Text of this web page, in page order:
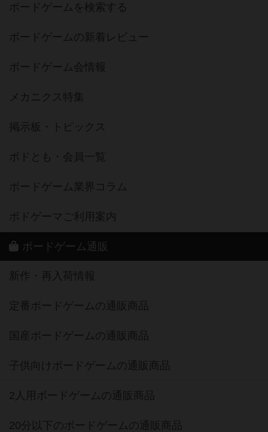
ボードゲームを検索する
ボードゲームの新着レビュー
ボードゲーム会情報
メカニクス特集
掲示板・トピックス
ボドとも・会員一覧
ボードゲーム業界コラム
ボドゲーマご利用案内
ボードゲーム通販
新作・再入荷情報
定番ボードゲームの通販商品
国産ボードゲームの通販商品
子供向けボードゲームの通販商品
2人用ボードゲームの通販商品
20分以下のボードゲームの通販商品